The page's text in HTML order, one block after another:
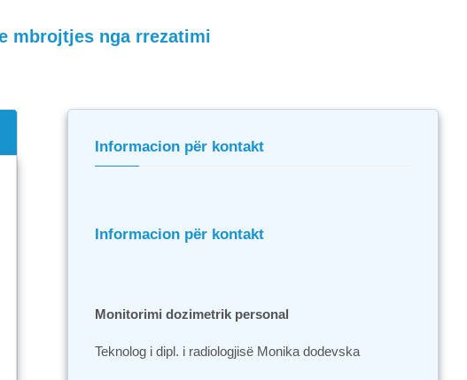
mbrojtjes nga rrezatimi
Informacion për kontakt
Informacion për kontakt
Monitorimi dozimetrik personal
Teknolog i dipl. i radiologjisë Monika dodevska